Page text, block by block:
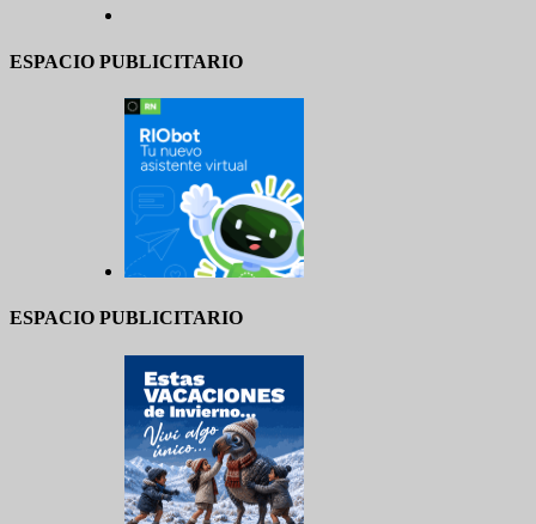
ESPACIO PUBLICITARIO
ESPACIO PUBLICITARIO